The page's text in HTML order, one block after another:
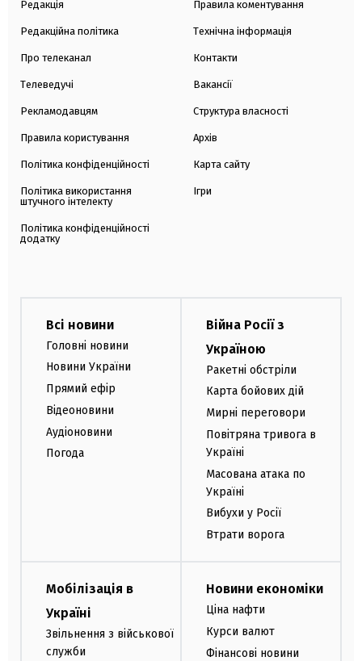
Редакція
Редакційна політика
Про телеканал
Телеведучі
Рекламодавцям
Правила користування
Політика конфіденційності
Політика використання
штучного інтелекту
Політика конфіденційності
додатку
Правила коментування
Технічна інформація
Контакти
Вакансії
Структура власності
Архів
Карта сайту
Ігри
Всі новини
Головні новини
Новини України
Прямий ефір
Відеоновини
Аудіоновини
Погода
Війна Росії з
Україною
Ракетні обстріли
Карта бойових дій
Мирні переговори
Повітряна тривога в
Україні
Масована атака по
Україні
Вибухи у Росії
Втрати ворога
Мобілізація в
Україні
Звільнення з військової
служби
Новини економіки
Ціна нафти
Курси валют
Фінансові новини